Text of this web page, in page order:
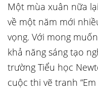
Một mùa xuân nữa
về một năm mới
vọng. Với mong
khả năng sáng tạo
trường Tiểu học
cuộc thi vẽ tranh